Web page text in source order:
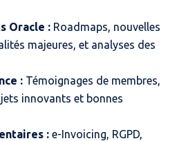
Oracle : Roadmaps, nouvelles
majeures, et analyses des
: Témoignages de membres,
innovants et bonnes
: e-Invoicing, RGPD,